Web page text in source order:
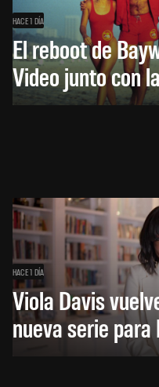
HACE 1 DÍA
El reboot de
Video junto con
HACE 1 DÍA
Viola Davis
nueva serie